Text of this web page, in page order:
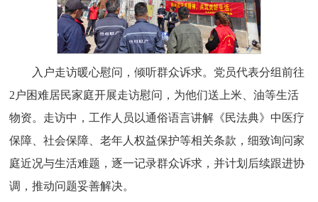
入户走访暖心慰问，倾听群众诉求。党员代表分组前往
2户困难居民家庭开展走访慰问，为他们送上米、油等生活
物资。走访中，工作人员以通俗语言讲解《民法典》中医疗
保障、社会保障、老年人权益保护等相关条款，细致询问家
庭近况与生活难题，逐一记录群众诉求，并计划后续跟进协
调，推动问题妥善解决。